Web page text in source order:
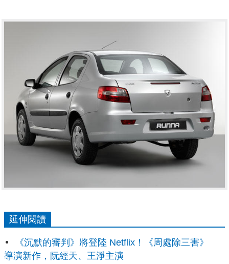
延伸閱讀
《沉默的審判》將登陸 Netflix！《周處除三害》
導演新作，阮經天、王淨主演